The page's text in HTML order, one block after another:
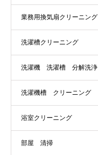
業務用換気扇クリーニング
洗濯槽クリーニング
洗濯機 洗濯槽 分解洗浄
洗濯機槽 クリーニング
浴室クリーニング
部屋 清掃